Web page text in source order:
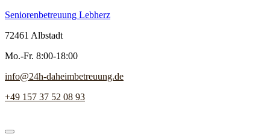
Seniorenbetreuung Lebherz
72461 Albstadt
Mo.-Fr. 8:00-18:00
info@24h-daheimbetreuung.de
+49 157 37 52 08 93